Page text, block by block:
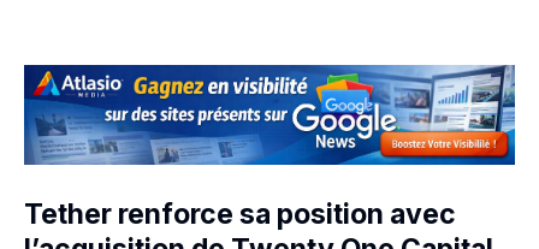
Tether renforce sa position avec